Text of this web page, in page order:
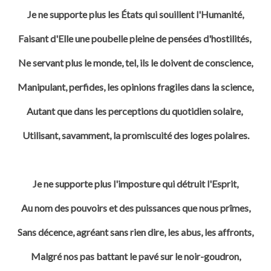
Je ne supporte plus les États qui souillent l'Humanité,
Faisant d'Elle une poubelle pleine de pensées d'hostilités,
Ne servant plus le monde, tel, ils le doivent de conscience,
Manipulant, perfides, les opinions fragiles dans la science,
Autant que dans les perceptions du quotidien solaire,
Utilisant, savamment, la promiscuité des loges polaires.
Je ne supporte plus l'imposture qui détruit l'Esprit,
Au nom des pouvoirs et des puissances que nous prîmes,
Sans décence, agréant sans rien dire, les abus, les affronts,
Malgré nos pas battant le pavé sur le noir-goudron,